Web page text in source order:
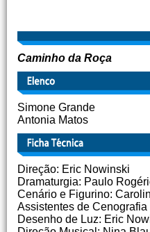
Caminho da Roça
Simone Grande
Antonia Matos
Direção: Eric Nowinski
Dramaturgia: Paulo
Cenário e Figurino:
Assistentes de
Desenho de Luz: Eric